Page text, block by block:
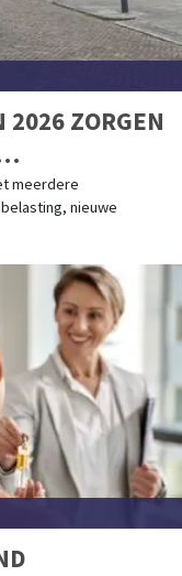
2026 ZORGEN
meerdere
nieuwe